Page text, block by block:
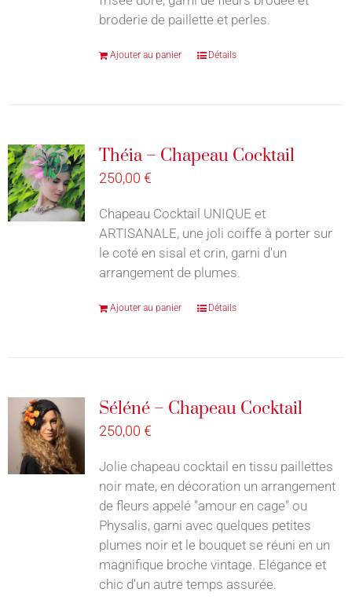
broderie de paillette et perles.
Ajouter au panier Détails
Théia – Chapeau Cocktail
250,00 €
Chapeau Cocktail UNIQUE et
ARTISANALE, une joli coiffe à porter sur
le coté en sisal et crin, garni d'un
arrangement de plumes.
Ajouter au panier Détails
Séléné – Chapeau Cocktail
250,00 €
Jolie chapeau cocktail en tissu paillettes
noir mate, en décoration un arrangement
de fleurs appelé "amour en cage" ou
Physalis, garni avec quelques petites
plumes noir et le bouquet se réuni en un
magnifique broche vintage. Elégance et
chic d'un autre temps assurée.